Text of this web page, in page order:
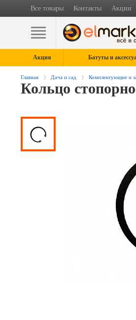
Все товары Контакты Акции
Акция Батуты и
Главная Дача и сад Комплектующие и
Кольцо